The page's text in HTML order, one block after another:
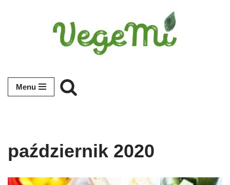
Menu
październik 2020